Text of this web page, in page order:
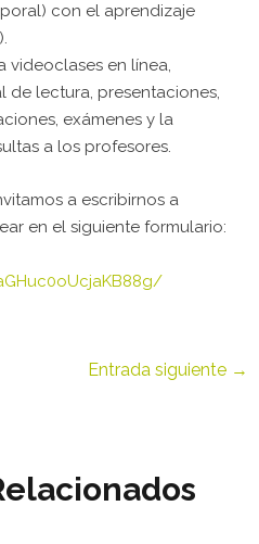
con el aprendizaje
videoclases en línea,
de lectura, presentaciones,
exámenes y la
a los profesores.
a escribirnos a
en el siguiente formulario:
Entrada siguiente →